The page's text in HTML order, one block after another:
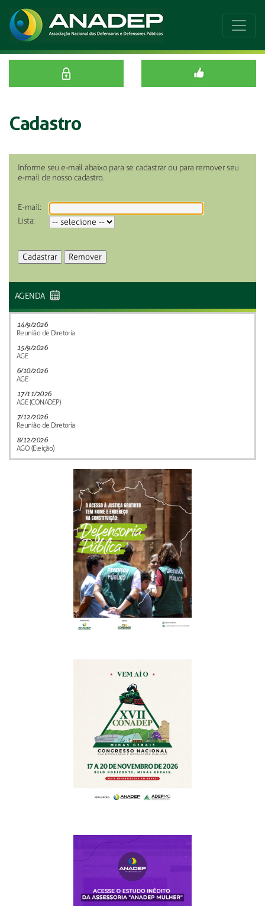
Cadastro
Informe seu e-mail abaixo para se cadastrar ou para remover seu
e-mail de nosso cadastro.
E-mail:
Lista:
AGENDA
14/9/2026
Reunião de Diretoria
15/9/2026
AGE
6/10/2026
AGE
17/11/2026
AGE (CONADEP)
7/12/2026
Reunião de Diretoria
8/12/2026
AGO (Eleição)